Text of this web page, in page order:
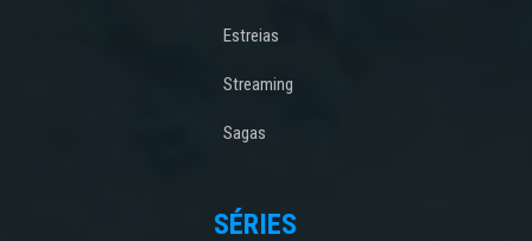
Estreias
Streaming
Sagas
SÉRIES